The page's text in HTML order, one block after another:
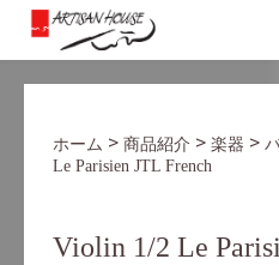
ホーム > 商品紹介 > 楽器 >
Le Parisien JTL French
Violin 1/2 Le